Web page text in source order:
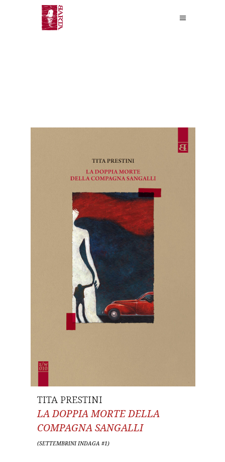
TITA PRESTINI
LA DOPPIA MORTE DELLA
COMPAGNA SANGALLI
(SETTEMBRINI INDAGA #1)